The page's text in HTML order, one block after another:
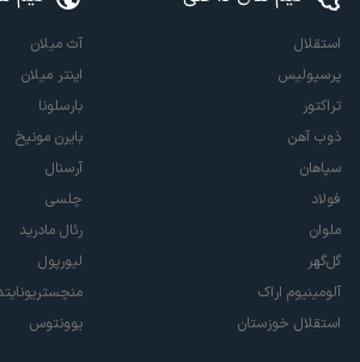
استقلال
پرسپولیس
تراکتور
ذوب آهن
سپاهان
فولاد
ملوان
گل‌گهر
آلومینیوم اراک
استقلال خوزستان
آث میلان
اینتر میلان
بارسلونا
بایرن مونیخ
آرسنال
چلسی
رئال مادرید
لیورپول
یوونتوس